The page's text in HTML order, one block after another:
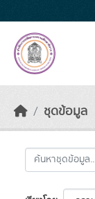
ชุดข้อมูล